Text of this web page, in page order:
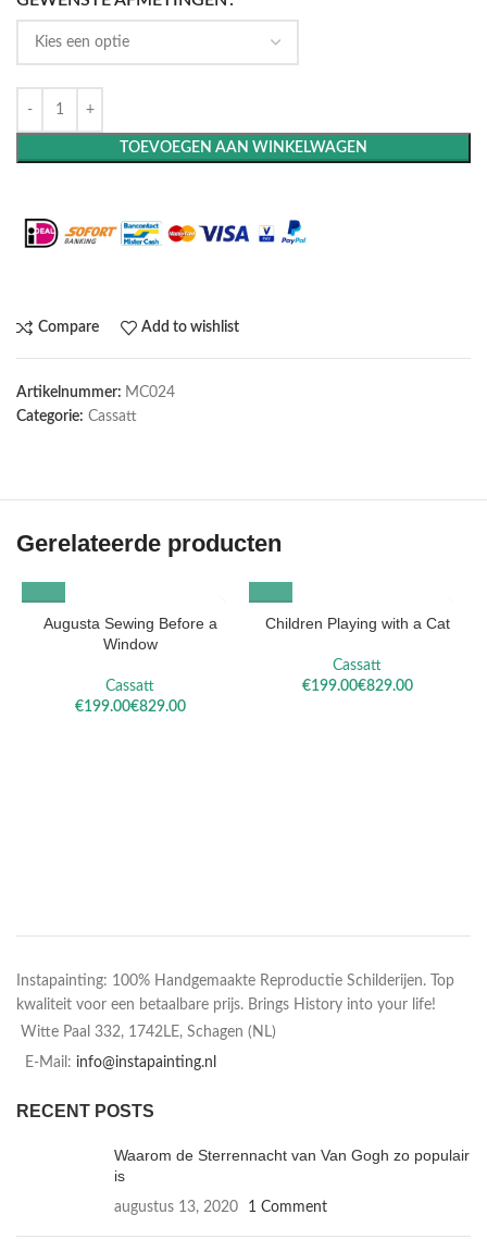
TOEVOEGEN AAN WINKELWAGEN
Compare Add to wishlist
Artikelnummer: MC024
Categorie: Cassatt
Gerelateerde producten
Augusta Sewing Before a
Window
Cassatt
€
€
Children Playing with a Cat
Cassatt
€
€
Instapainting: 100% Handgemaakte Reproductie Schilderijen. Top
kwaliteit voor een betaalbare prijs. Brings History into your life!
Witte Paal 332, 1742LE, Schagen (NL)
E-Mail: info@instapainting.nl
RECENT POSTS
Waarom de Sterrennacht van Van Gogh zo populair
is
augustus 13, 2020 1 Comment